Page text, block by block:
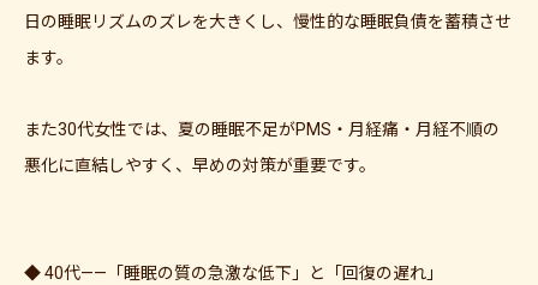
日の睡眠リズムのズレを大きくし、慢性的な睡眠負債を蓄積させ
ます。
また30代女性では、夏の睡眠不足がPMS・月経痛・月経不順の
悪化に直結しやすく、早めの対策が重要です。
◆ 40代——「睡眠の質の急激な低下」と「回復の遅れ」